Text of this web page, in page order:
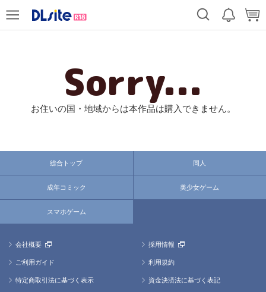
Sorry...
お住いの国・地域からは本作品は購入できません。
総合トップ 同人
成年コミック 美少女ゲーム
スマホゲーム
会社概要 採用情報
ご利用ガイド 利用規約
特定商取引法に基づく表示 資金決済法に基づく表記